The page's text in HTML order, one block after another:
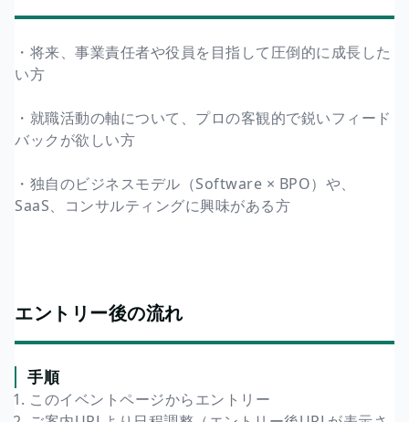
・将来、事業責任者や役員を目指して圧倒的に成長した
い方
・就職活動の軸について、プロの客観的で鋭いフィード
バックが欲しい方
・独自のビジネスモデル（Software × BPO）や、
SaaS、コンサルティングに興味がある方
エントリー後の流れ
手順
このイベントページからエントリー